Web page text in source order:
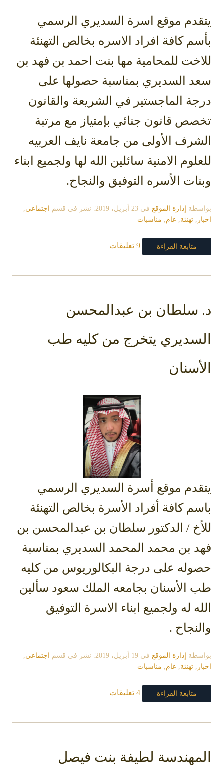
يتقدم موقع اسرة السديري الرسمي
بأسم كافة افراد الاسره بخالص التهنئة
للاخت للمحامية مها بنت احمد بن فهد بن
سعد السديري بمناسبة حصولها على
درجة الماجستير في الشريعة والقانون
تخصص قانون جنائي بإمتياز مع مرتبة
الشرف الأولى من جامعة نايف العربيه
للعلوم الامنية سائلين الله لها ولجميع ابناء
وبنات الأسره التوفيق والنجاح.
بواسطة إدارة الموقع في 23 أبريل، 2019 . نشر في قسم اجتماعي,
اخبار , تهنئة, عام, مناسبات
متابعة القراءة 9 تعليقات
د. سلطان بن عبدالمحسن
السديري يتخرج من كليه طب
الأسنان
يتقدم موقع أسرة السديري الرسمي
باسم كافة أفراد الأسرة بخالص التهنئة
للأخ / الدكتور سلطان بن عبدالمحسن بن
فهد بن محمد المحمد السديري بمناسبة
حصوله على درجة البكالوريوس من كليه
طب الأسنان بجامعه الملك سعود سألين
الله له ولجميع ابناء الاسرة التوفيق
والنجاح .
بواسطة إدارة الموقع في 19 أبريل، 2019 . نشر في قسم اجتماعي,
اخبار , تهنئة, عام, مناسبات
متابعة القراءة 4 تعليقات
المهندسة لطيفة بنت فيصل